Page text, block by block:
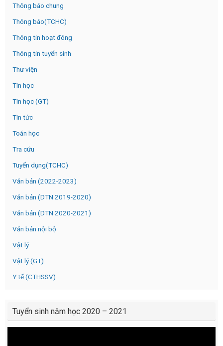
Thông báo chung
Thông báo(TCHC)
Thông tin hoạt đông
Thông tin tuyển sinh
Thư viện
Tin học
Tin học (GT)
Tin tức
Toán học
Tra cứu
Tuyển dụng(TCHC)
Văn bản (2022-2023)
Văn bản (DTN 2019-2020)
Văn bản (DTN 2020-2021)
Văn bản nội bộ
Vật lý
Vật lý (GT)
Y tế (CTHSSV)
Tuyển sinh năm học 2020 – 2021